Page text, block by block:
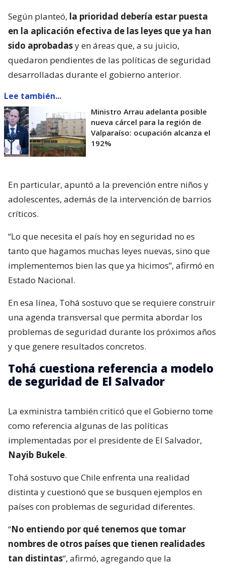
Según planteó, la prioridad debería estar puesta
en la aplicación efectiva de las leyes que ya han
sido aprobadasy en áreas que, a su juicio,
quedaron pendientes de las políticas de seguridad
desarrolladas durante el gobierno anterior.
Lee también...
Ministro Arrau adelanta posible
nueva cárcel para la región de
Valparaíso: ocupación alcanza el
192%
En particular, apuntó a la prevención entre niños y
adolescentes, además de la intervención de barrios
críticos.
“Lo que necesita el país hoy en seguridad no es
tanto que hagamos muchas leyes nuevas, sino que
implementemos bien las que ya hicimos”, afirmó en
Estado Nacional.
En esa línea, Tohá sostuvo que se requiere construir
una agenda transversal que permita abordar los
problemas de seguridad durante los próximos años
y que genere resultados concretos.
Tohá cuestiona referencia a modelo
de seguridad de El Salvador
La exministra también criticó que el Gobierno tome
como referencia algunas de las políticas
implementadas por el presidente de El Salvador,
Nayib Bukele.
Tohá sostuvo que Chile enfrenta una realidad
distinta y cuestionó que se busquen ejemplos en
países con problemas de seguridad diferentes.
“No entiendo por qué tenemos que tomar
nombres de otros países que tienen realidades
tan distintas“, afirmó, agregando que la